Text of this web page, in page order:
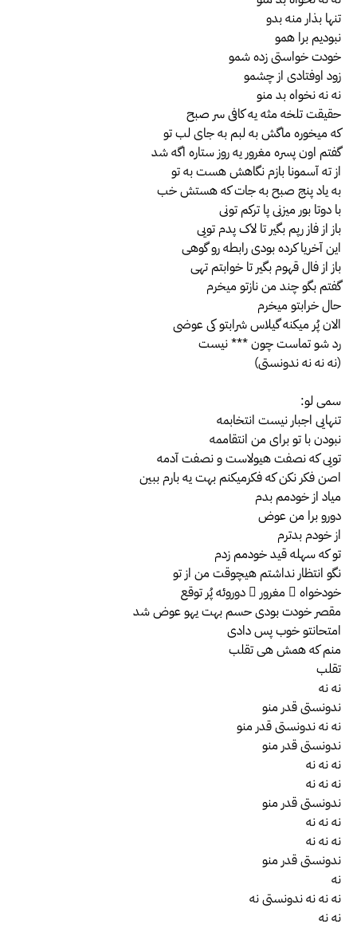
تنها بذار منه بدو
نبودیم برا همو
خودت خواستی زده شمو
زود اوفتادی از چشمو
نه نه نخواه بد منو
حقیقت تلخه مثه یه کافی سر صبح
که میخوره ماگش به لبم به جای لب تو
گفتم اون پسره مغرور یه روز ستاره اگه شد
از ته آسمونا بازم نگاهش هست به تو
به یاد پنج صبح به جات که هستش خب
با دوتا بور میزنی پا ترکم تونی
باز از فاز رپم بگیر تا لاک پدم تویی
این آخریا کرده بودی رابطه رو گوهی
باز از فال قهوم بگیر تا خوابتم تهی
گفتم بگو چند من نازتو میخرم
حال خرابتو میخرم
الان پُر میکنه گیلاس شرابتو کی عوضی
رد شو تماست چون *** نیست
(نه نه نه ندونستی)
سمی لو:
تنهایی اجبار نیست انتخابمه
نبودن با تو برای من انتقاممه
تویی که نصفت هیولاست و نصفت آدمه
اصن فکر نکن که فکرمیکنم بهت یه بارم ببین
میاد از خودمم بدم
دورو برا من عوض
از خودم بدترم
تو که سهله قید خودمم زدم
نگو انتظار نداشتم هیچوقت من از تو
خودخواه ِ مغرور ِ دوروئه پُر توقع
مقصر خودت بودی حسم بهت یهو عوض شد
امتحانتو خوب پس دادی
منم که همش هی تقلب
تقلب
نه نه
ندونستی قدر منو
نه نه ندونستی قدر منو
ندونستی قدر منو
نه نه نه
نه نه نه
ندونستی قدر منو
نه نه نه
نه نه نه
ندونستی قدر منو
نه
نه نه نه ندونستی نه
نه نه